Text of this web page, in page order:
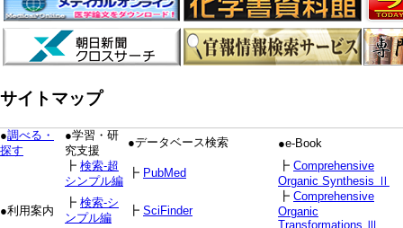
サイトマップ
●調べる・
探す
●学習・研
究支援
●データベース検索
●e-Book
┣ 検索-超
シンプル編
┣ PubMed
┣ Comprehensive
Organic Synthesis Ⅱ
●利用案内
┣ 検索-シ
ンプル編
┣ SciFinder
┣ Comprehensive
Organic
Transformations Ⅲ